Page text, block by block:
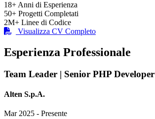
18+ Anni di Esperienza
50+ Progetti Completati
2M+ Linee di Codice
Visualizza CV Completo
Esperienza Professionale
Team Leader | Senior PHP Developer
Alten S.p.A.
Mar 2025 - Presente